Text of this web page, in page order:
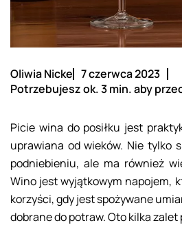
Oliwia Nicke 7 czerwca 2023
Potrzebujesz ok. 3 min. aby
Picie wina do posiłku jest
uprawiana od wieków. Nie tylko
podniebieniu, ale ma również
Wino jest wyjątkowym napojem,
korzyści, gdy jest spożywane
dobrane do potraw. Oto kilka zalet